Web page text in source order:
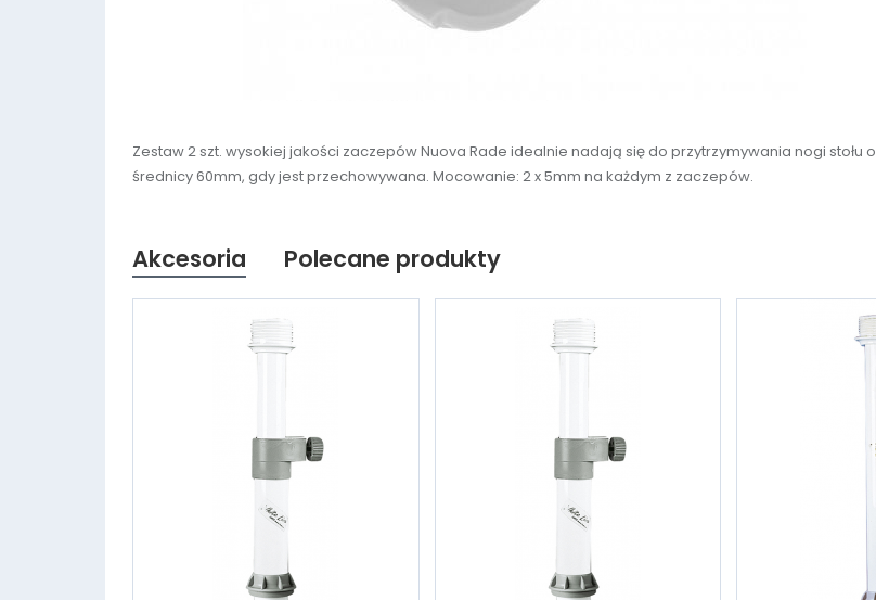
Zestaw 2 szt. wysokiej jakości zaczepów Nuova Rade idealnie nadają się do przytrzymywania nogi stołu o
średnicy 60mm, gdy jest przechowywana. Mocowanie: 2 x 5mm na każdym z zaczepów.
Akcesoria Polecane produkty